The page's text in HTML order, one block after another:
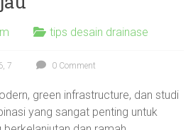
tips desain drainase
,7 0 Comment
green infrastructure, dan studi
yang sangat penting untuk